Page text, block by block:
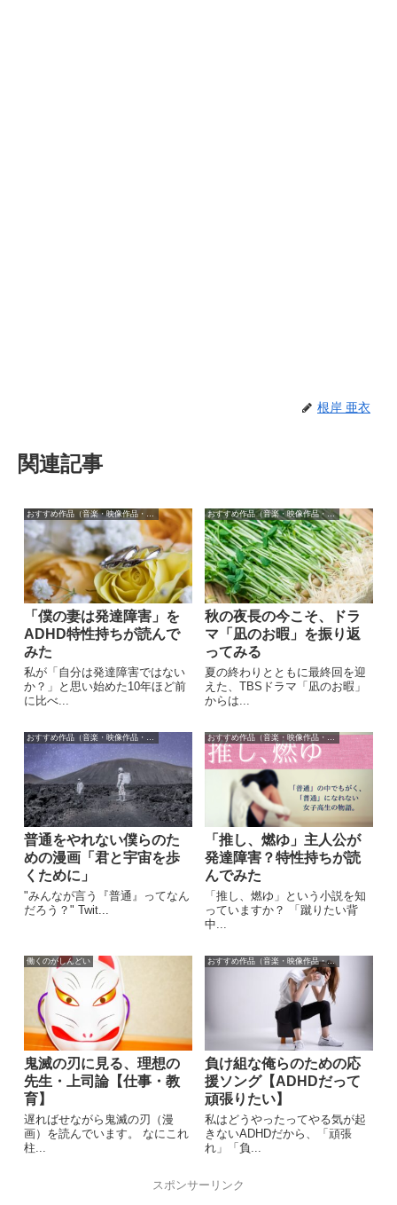
根岸 亜衣
関連記事
おすすめ作品（音楽・映像作品・本）
「僕の妻は発達障害」を
ADHD特性持ちが読んで
みた
私が「自分は発達障害ではない
か？」と思い始めた10年ほど前
に比べ...
おすすめ作品（音楽・映像作品・本）
秋の夜長の今こそ、ドラ
マ「凪のお暇」を振り返
ってみる
夏の終わりとともに最終回を迎
えた、TBSドラマ「凪のお暇」
からは...
おすすめ作品（音楽・映像作品・本）
普通をやれない僕らのた
めの漫画「君と宇宙を歩
くために」
"みんなが言う『普通』ってなん
だろう？" Twit...
おすすめ作品（音楽・映像作品・本）
「推し、燃ゆ」主人公が
発達障害？特性持ちが読
んでみた
「推し、燃ゆ」という小説を知
っていますか？ 「蹴りたい背
中...
働くのがしんどい
鬼滅の刃に見る、理想の
先生・上司論【仕事・教
育】
遅ればせながら鬼滅の刃（漫
画）を読んでいます。 なにこれ
柱...
おすすめ作品（音楽・映像作品・本）
負け組な俺らのための応
援ソング【ADHDだって
頑張りたい】
私はどうやったってやる気が起
きないADHDだから、「頑張
れ」「負...
スポンサーリンク